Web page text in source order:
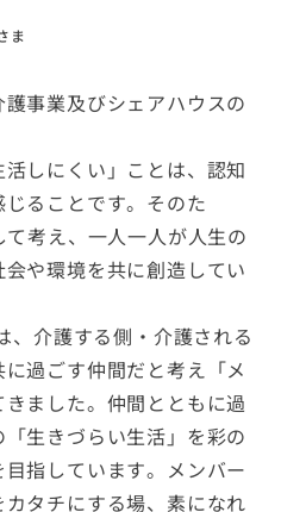
ま
事業及びシェアハウスの
活しにくい」ことは、認知
ることです。そのた
考え、一人一人が人生の
や環境を共に創造してい
、介護する側・介護される
過ごす仲間だと考え「メ
ました。仲間とともに過
生きづらい生活」を彩の
指しています。メンバー
タチにする場、素になれ